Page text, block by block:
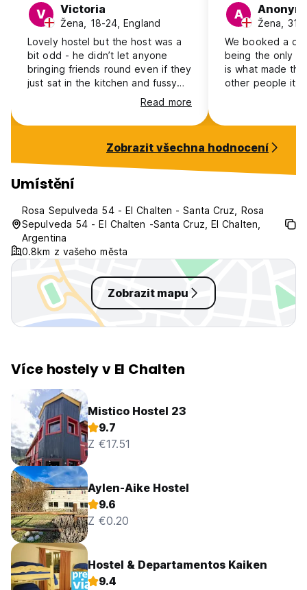
V Victoria
Žena, 18-24, England
Lovely hostel but the host was a
bit odd - he didn’t let anyone
bringing friends round even if they
just sat in the kitchen and fussy
about keys and cash payments. It
wasn’t a very social hostel but the
facilities were good.
Read more
A
Žena, 31-
We booked a
being the only
is what made
other people it
challenge! Host
time you come
Zobrazit všechna hodnocení
Umístění
Rosa Sepulveda 54 - El Chalten - Santa Cruz, Rosa
Sepulveda 54 - El Chalten -Santa Cruz, El Chalten,
Argentina
0.8km z vašeho města
Zobrazit mapu
Více hostely v El Chalten
Mistico Hostel 23
9.7
Z €17.51
Aylen-Aike Hostel
9.6
Z €0.20
Hostel & Departamentos Kaiken
9.4